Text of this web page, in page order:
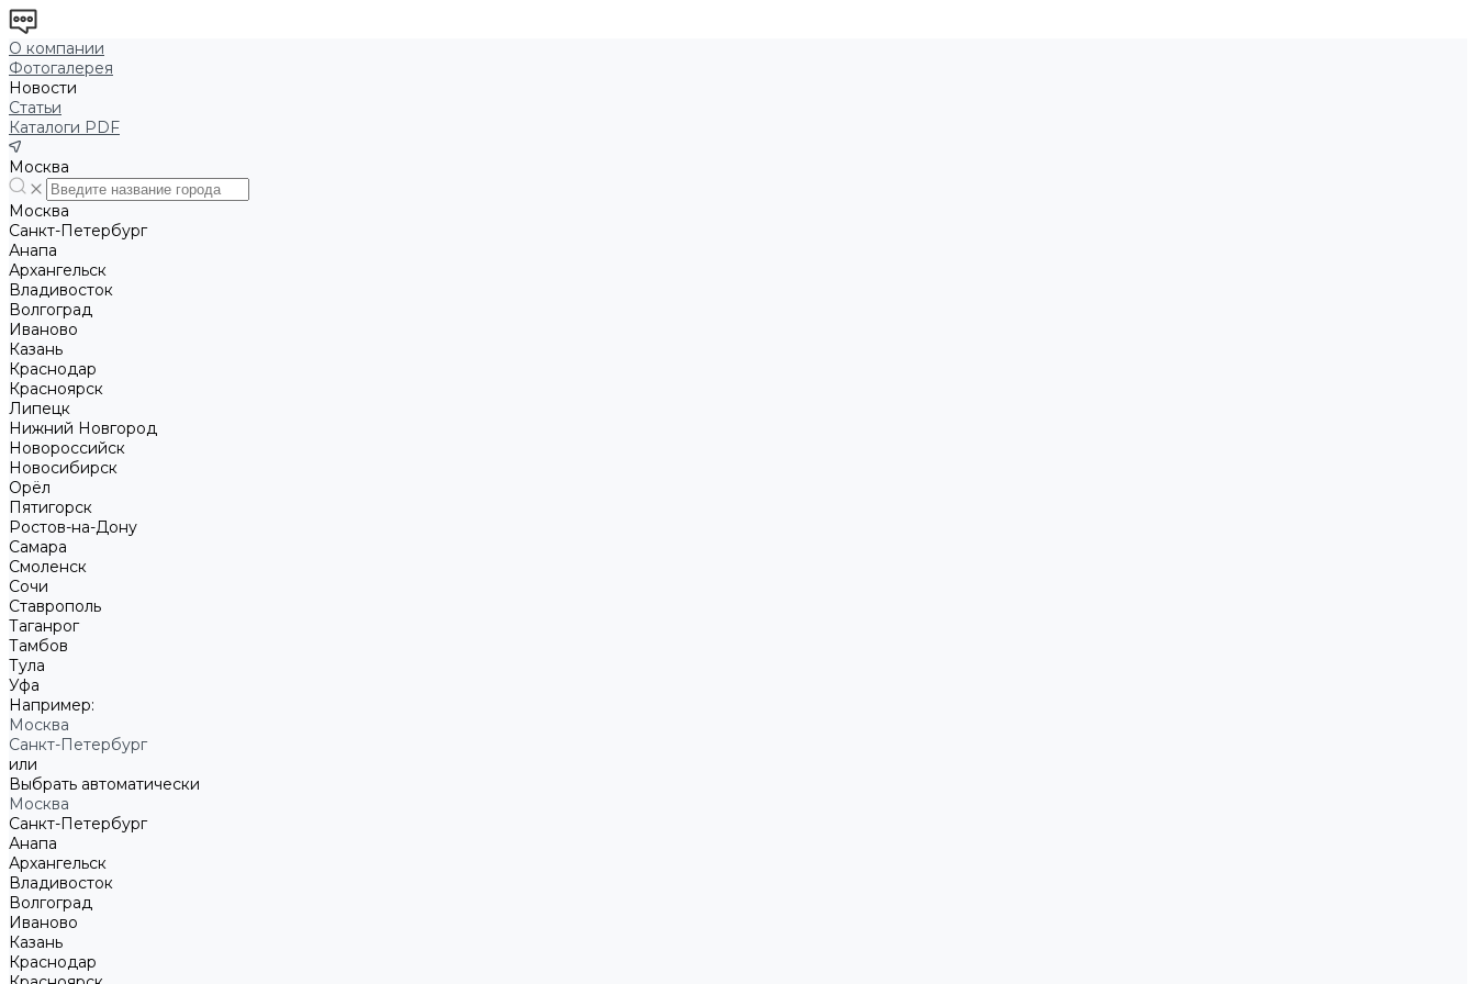
О компании
Фотогалерея
Новости
Статьи
Каталоги PDF
Москва
Москва
Санкт-Петербург
Анапа
Архангельск
Владивосток
Волгоград
Иваново
Казань
Краснодар
Красноярск
Липецк
Нижний Новгород
Новороссийск
Новосибирск
Орёл
Пятигорск
Ростов-на-Дону
Самара
Смоленск
Сочи
Ставрополь
Таганрог
Тамбов
Тула
Уфа
Например:
Москва
Санкт-Петербург
или
Выбрать автоматически
Москва
Санкт-Петербург
Анапа
Архангельск
Владивосток
Волгоград
Иваново
Казань
Краснодар